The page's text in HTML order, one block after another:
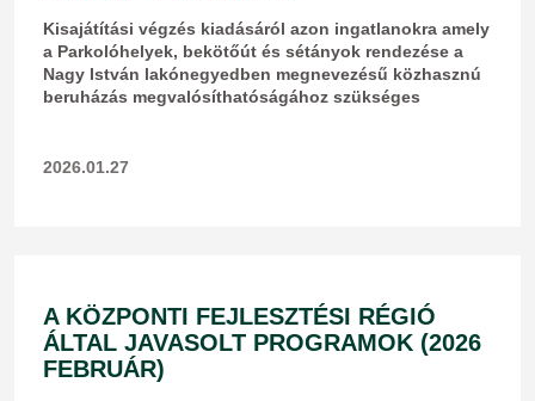
Kisajátítási végzés kiadásáról azon ingatlanokra amely
a Parkolóhelyek, bekötőút és sétányok rendezése a
Nagy István lakónegyedben megnevezésű közhasznú
beruházás megvalósíthatóságához szükséges
2026.01.27
A KÖZPONTI FEJLESZTÉSI RÉGIÓ
ÁLTAL JAVASOLT PROGRAMOK (2026
FEBRUÁR)